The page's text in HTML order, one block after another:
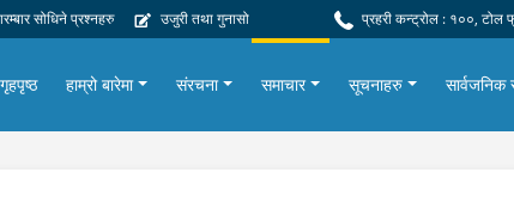
सोधिने प्रश्नहरु उजुरी तथा गुनासो प्रहरी कन्ट्रोल : १००,
गृहपृष्ठ हाम्रो बारेमा संरचना समाचार सूचनाहरु सार्वजनिक